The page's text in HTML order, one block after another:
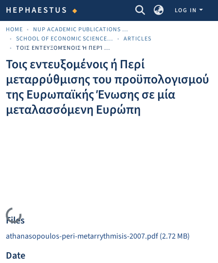
HEPHAESTUS COMMUNITIES & COLLECTIONS
LOG IN
HOME
NUP ACADEMIC PUBLICATIONS - ΑΚΑΔΗΜΑΪΚΈΣ ΔΗΜΟΣΙΕΎΣΕΙΣ ΠΝΠ
SCHOOL OF ECONOMIC SCIENCES AND BUSINESS
ARTICLES
ΤΟΙΣ ΕΝΤΕΥΞΟΜΈΝΟΙΣ Ή ΠΕΡΊ ΜΕΤΑΡΡΎΘΜΙΣΗΣ ΤΟΥ ΠΡΟΫΠΟΛΟΓΙΣΜΟΎ ΤΗΣ ΕΥΡΩΠΑΪΚΉΣ ΈΝΩΣΗΣ ΣΕ ΜΊΑ ΜΕΤΑΛΑΣΣΌΜΕΝΗ ΕΥΡΏΠΗ
Τοις εντευξομένοις ή Περί
μεταρρύθμισης του προϋπολογισμού
της Ευρωπαϊκής Ένωσης σε μία
μεταλασσόμενη Ευρώπη
Loading...
Files
athanasopoulos-peri-metarrythmisis-2007.pdf(2.72 MB)
Date